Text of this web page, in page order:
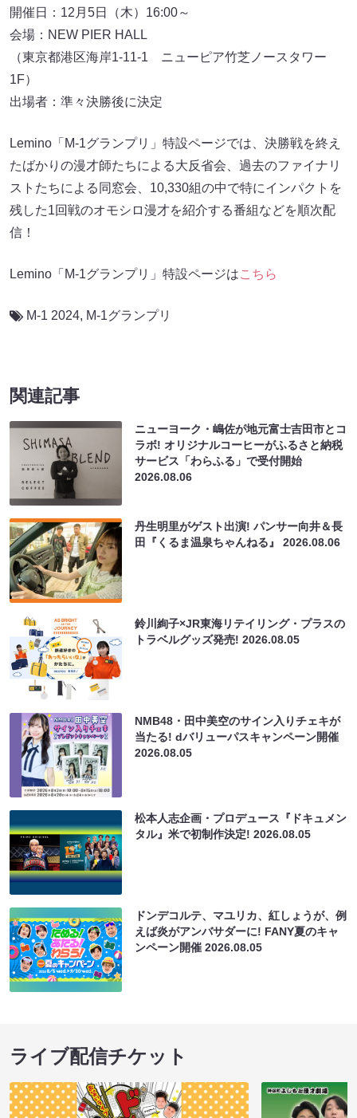
開催日：12月5日（木）16:00～
会場：NEW PIER HALL
（東京都港区海岸1-11-1 ニューピア竹芝ノースタワー
1F）
出場者：準々決勝後に決定
Lemino「M-1グランプリ」特設ページでは、決勝戦を終え
たばかりの漫才師たちによる大反省会、過去のファイナリ
ストたちによる同窓会、10,330組の中で特にインパクトを
残した1回戦のオモシロ漫才を紹介する番組などを順次配
信！
Lemino「M-1グランプリ」特設ページはこちら
M-1 2024, M-1グランプリ
関連記事
ニューヨーク・嶋佐が地元富士吉田市とコ
ラボ! オリジナルコーヒーがふるさと納税
サービス「わらふる」で受付開始
2026.08.06
丹生明里がゲスト出演! パンサー向井＆長
田『くるま温泉ちゃんねる』2026.08.06
鈴川絢子×JR東海リテイリング・プラスの
トラベルグッズ発売!2026.08.05
NMB48・田中美空のサイン入りチェキが
当たる! dバリューパスキャンペーン開催
2026.08.05
松本人志企画・プロデュース『ドキュメン
タル』米で初制作決定!2026.08.05
ドンデコルテ、マユリカ、紅しょうが、例
えば炎がアンバサダーに! FANY夏のキャ
ンペーン開催2026.08.05
ライブ配信チケット